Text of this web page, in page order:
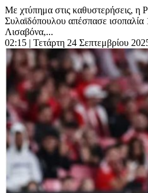
Με χτύπημα στις καθυστερήσεις, η
Συλαϊδόπουλου απέσπασε
Λισαβόνα,...
02:15 | Τετάρτη 24 Σεπτεμβρίου